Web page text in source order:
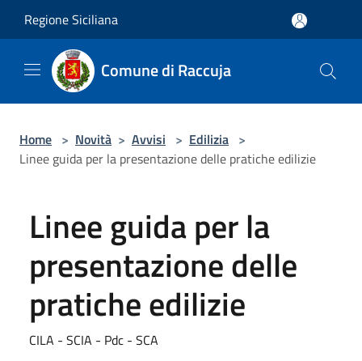
Regione Siciliana
Comune di Raccuja
Home > Novità > Avvisi > Edilizia >
Linee guida per la presentazione delle pratiche edilizie
Linee guida per la
presentazione delle
pratiche edilizie
CILA - SCIA - Pdc - SCA